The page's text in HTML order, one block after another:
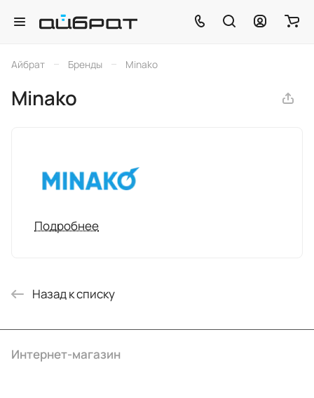
Айбрат – Бренды – Minako
Minako
Подробнее
Назад к списку
Интернет-магазин